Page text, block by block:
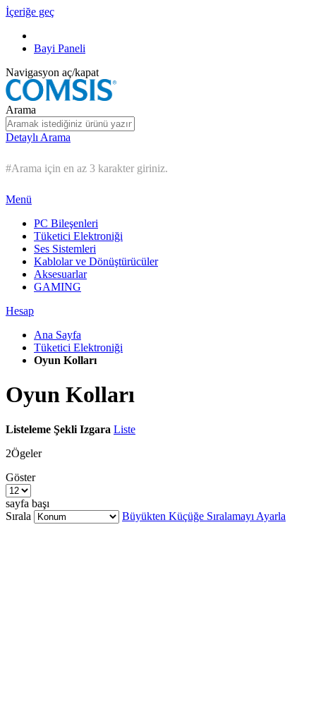
İçeriğe geç
Bayi Paneli
Navigasyon aç/kapat
Arama
Detaylı Arama
#Arama için en az 3 karakter giriniz.
Menü
PC Bileşenleri
Tüketici Elektroniği
Ses Sistemleri
Kablolar ve Dönüştürücüler
Aksesuarlar
GAMING
Hesap
Ana Sayfa
Tüketici Elektroniği
Oyun Kolları
Oyun Kolları
Listeleme Şekli Izgara Liste
2Ögeler
Göster
sayfa başı
Sırala
Büyükten Küçüğe Sıralamayı Ayarla